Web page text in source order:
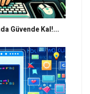
Güvende Kal!...